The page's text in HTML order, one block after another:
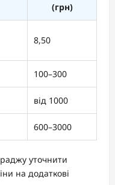
(грн)
8,50
100–300
від 1000
600–3000
уточнити
на додаткові